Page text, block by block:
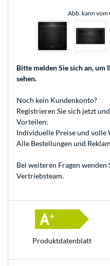
Abb. kann vom
Bitte melden Sie sich an, um
sehen.
Noch kein Kundenkonto?
Registrieren Sie sich jetzt
Vorteilen:
Individuelle Preise und
Alle Bestellungen und
Bei weiteren Fragen wenden
Vertriebsteam.
Produkt­datenblatt